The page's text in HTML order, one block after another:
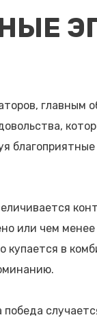
главным
или чем
в